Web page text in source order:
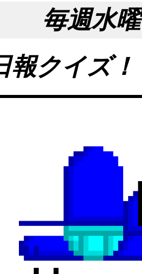
毎週水曜は
報クイズ！